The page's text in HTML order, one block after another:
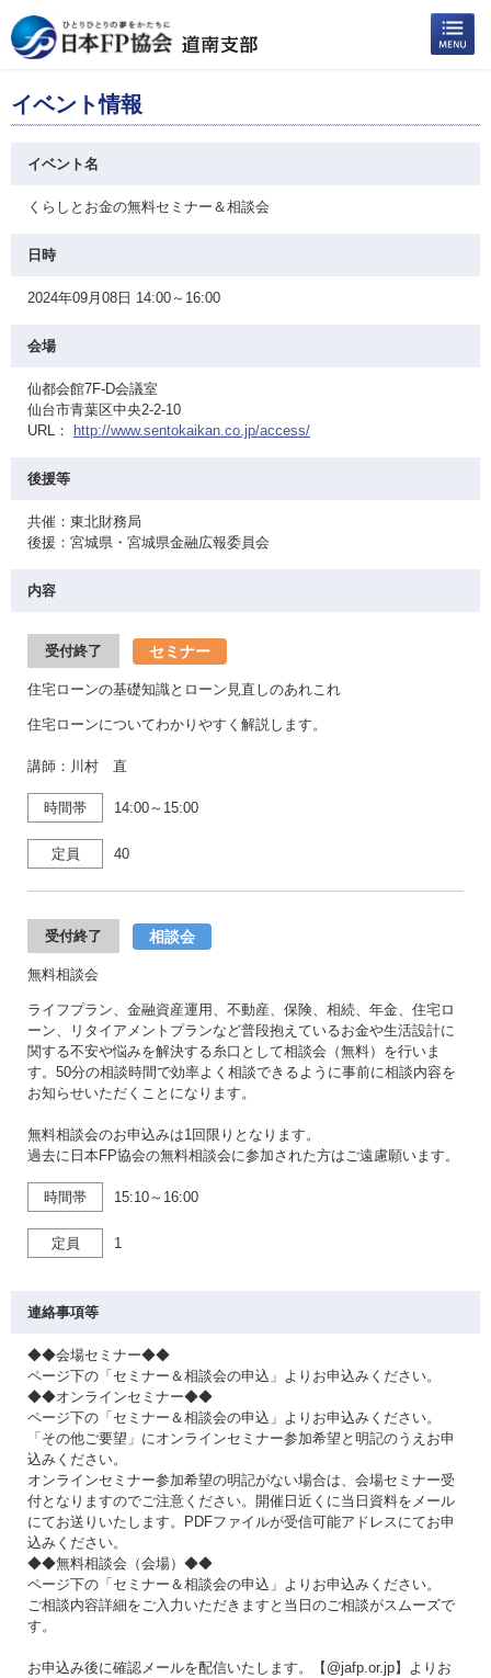
イベント情報
イベント名
くらしとお金の無料セミナー＆相談会
日時
2024年09月08日 14:00～16:00
会場
仙都会館7F-D会議室
仙台市青葉区中央2-2-10
URL：
http://www.sentokaikan.co.jp/access/
後援等
共催：東北財務局
後援：宮城県・宮城県金融広報委員会
内容
受付終了 セミナー
住宅ローンの基礎知識とローン見直しのあれこれ
住宅ローンについてわかりやすく解説します。
講師：川村 直
時間帯 14:00～15:00
定員 40
受付終了 相談会
無料相談会
ライフプラン、金融資産運用、不動産、保険、相続、年金、住宅ロ
ーン、リタイアメントプランなど普段抱えているお金や生活設計に
関する不安や悩みを解決する糸口として相談会（無料）を行いま
す。50分の相談時間で効率よく相談できるように事前に相談内容を
お知らせいただくことになります。
無料相談会のお申込みは1回限りとなります。
過去に日本FP協会の無料相談会に参加された方はご遠慮願います。
時間帯 15:10～16:00
定員 1
連絡事項等
◆◆会場セミナー◆◆
ページ下の「セミナー＆相談会の申込」よりお申込みください。
◆◆オンラインセミナー◆◆
ページ下の「セミナー＆相談会の申込」よりお申込みください。
「その他ご要望」にオンラインセミナー参加希望と明記のうえお申
込みください。
オンラインセミナー参加希望の明記がない場合は、会場セミナー受
付となりますのでご注意ください。開催日近くに当日資料をメール
にてお送りいたします。PDFファイルが受信可能アドレスにてお申
込みください。
◆◆無料相談会（会場）◆◆
ページ下の「セミナー＆相談会の申込」よりお申込みください。
ご相談内容詳細をご入力いただきますと当日のご相談がスムーズで
す。
お申込み後に確認メールを配信いたします。【@jafp.or.jp】よりお